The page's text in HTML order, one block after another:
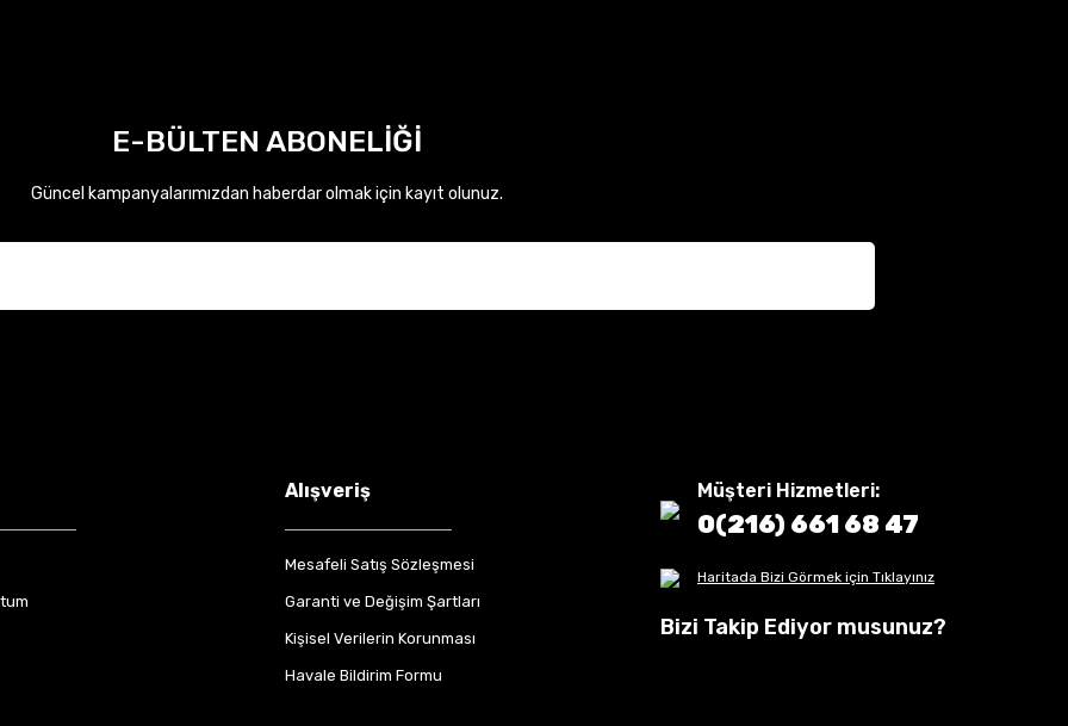
E-BÜLTEN ABONELİĞİ
Güncel kampanyalarımızdan haberdar olmak için kayıt olunuz.
Alışveriş
Mesafeli Satış Sözleşmesi
Garanti ve Değişim Şartları
Kişisel Verilerin Korunması
Havale Bildirim Formu
Müşteri Hizmetleri:
0(216) 661 68 47
Haritada Bizi Görmek için Tıklayınız
Bizi Takip Ediyor musunuz?